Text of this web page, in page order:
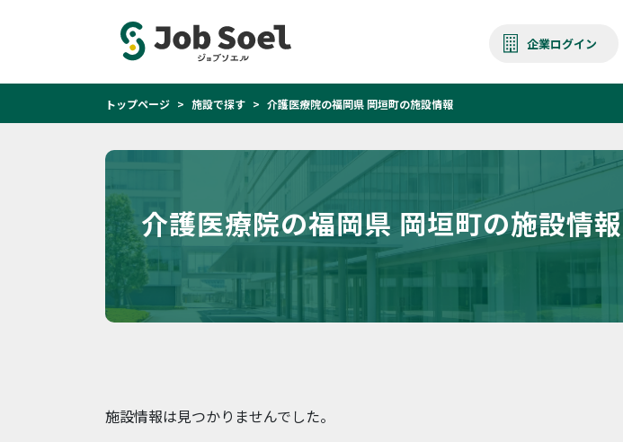
企業ログイン
トップページ 施設で探す 介護医療院の福岡県 岡垣町の施設情報
介護医療院の福岡県 岡垣町の施設情報
施設情報は見つかりませんでした。